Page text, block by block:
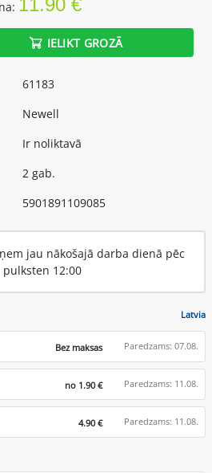
11.90 €
IELIKT GROZĀ
61183
Newell
Ir noliktavā
2 gab.
5901891109085
jau nākošajā darba dienā pēc
pulksten 12:00
Latvia
Bez maksas Paredzams: 07.08.
no 1.90 € Paredzams: 11.08.
4.90 € Paredzams: 11.08.